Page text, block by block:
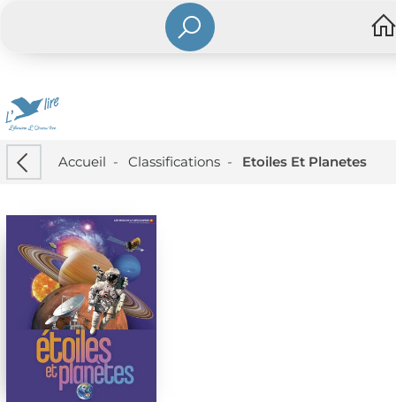
Accueil - Classifications- Etoiles Et Planetes